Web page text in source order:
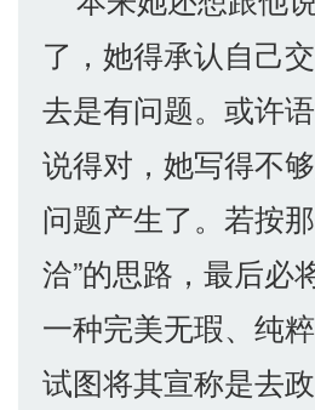
了，她得承认自己
去是有问题。或许
说得对，她写得不
问题产生了。若按
洽”的思路，最后必
一种完美无瑕、纯
试图将其宣称是去